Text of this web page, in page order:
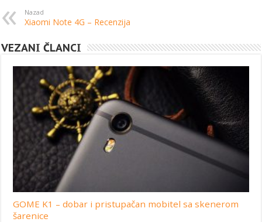
Nazad
Xiaomi Note 4G – Recenzija
VEZANI ČLANCI
GOME K1 – dobar i pristupačan mobitel sa skenerom
šarenice